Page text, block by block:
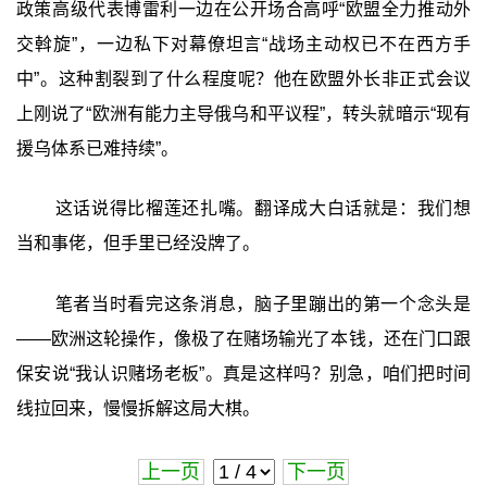
政策高级代表博雷利一边在公开场合高呼“欧盟全力推动外
交斡旋”，一边私下对幕僚坦言“战场主动权已不在西方手
中”。这种割裂到了什么程度呢？他在欧盟外长非正式会议
上刚说了“欧洲有能力主导俄乌和平议程”，转头就暗示“现有
援乌体系已难持续”。
这话说得比榴莲还扎嘴。翻译成大白话就是：我们想
当和事佬，但手里已经没牌了。
笔者当时看完这条消息，脑子里蹦出的第一个念头是
——欧洲这轮操作，像极了在赌场输光了本钱，还在门口跟
保安说“我认识赌场老板”。真是这样吗？别急，咱们把时间
线拉回来，慢慢拆解这局大棋。
上一页 下一页